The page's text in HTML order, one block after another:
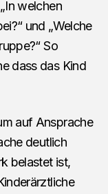
welchen
und „Welche
So
dass das Kind
auf Ansprache
deutlich
belastet ist,